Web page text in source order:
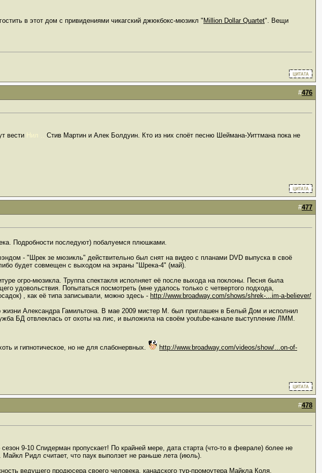
в этот дом с привидениями чикагский джюкбокс-мюзикл " Million Dollar Quartet". Вещи
#476
вести Нил ..
Стив Мартин и Алек Болдуин. Кто из них споёт песню Шеймана-Уиттмана пока не
#477
Подробности последуют) побалуемся плюшками.
- "Шрек зе мюзикль" действительно был снят на видео с планами DVD выпуска в своё
будет совмещен с выходом на экраны "Шрека-4" (май).
огро-мюзикла. Труппа спектакля исполняет её после выхода на поклоны. Песня была
удовольствия. Попытаться посмотреть (мне удалось только с четвертого подхода,
, как её типа записывали, можно здесь - http://www.broadway.com/shows/shrek-...im-a-believer/
Александра Гамильтона. В мае 2009 мистер М. был приглашен в Белый Дом и исполнил
БД отвлеклась от охоты на лис, и выложила на своём youtube-канале выступление ЛММ.
и гипнотическое, но не для слабонервных.
http://www.broadway.com/videos/show/...on-of-
#478
9-10 Спидерман пропускает! По крайней мере, дата старта (что-то в феврале) более не
Ридл считает, что паук выползет не раньше лета (июль).
ведущего продюсера своего человека, канадского тур-промоутера Майкла Коля,